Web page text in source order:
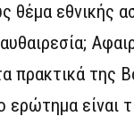
θέμα εθνικής
πρακτικά της
είναι